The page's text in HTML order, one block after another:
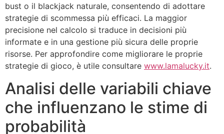
bust o il blackjack naturale, consentendo di adottare
strategie di scommessa più efficaci. La maggior
precisione nel calcolo si traduce in decisioni più
informate e in una gestione più sicura delle proprie
risorse. Per approfondire come migliorare le proprie
strategie di gioco, è utile consultare www.lamalucky.it.
Analisi delle variabili chiave
che influenzano le stime di
probabilità